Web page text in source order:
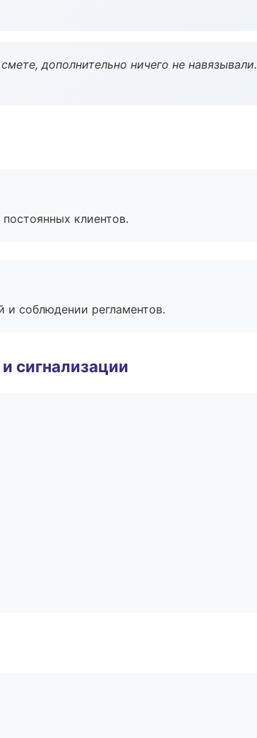
дополнительно ничего не навязывали.
клиентов.
и соблюдении регламентов.
сигнализации